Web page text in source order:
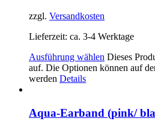
zzgl. Versandkosten
Lieferzeit: ca. 3-4 Werktage
Ausführung wählen Dieses
auf. Die Optionen können auf
werden Details
Aqua-Earband (pink/